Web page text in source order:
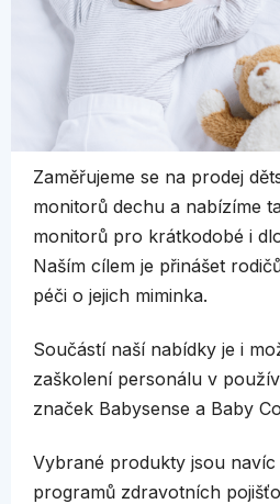
Zaměřujeme se na prodej
monitorů dechu a nabízíme
monitorů pro krátkodobé i
Naším cílem je přinášet
péči o jejich miminka.
Součástí naší nabídky je i
zaškolení personálu v
značek Babysense a Baby
Vybrané produkty jsou navíc
programů zdravotních